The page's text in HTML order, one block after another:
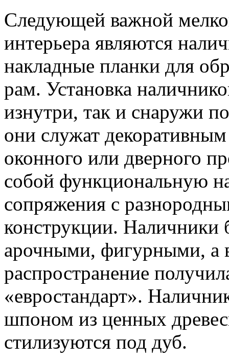
Следующей важной
интерьера являются
накладные планки для
рам. Установка
изнутри, так и снаружи
они служат
оконного или дверного
собой функциональную
сопряжения с
конструкции. Наличники
арочными, фигурными, а
распространение
«евростандарт».
шпоном из ценных
стилизуются под дуб.